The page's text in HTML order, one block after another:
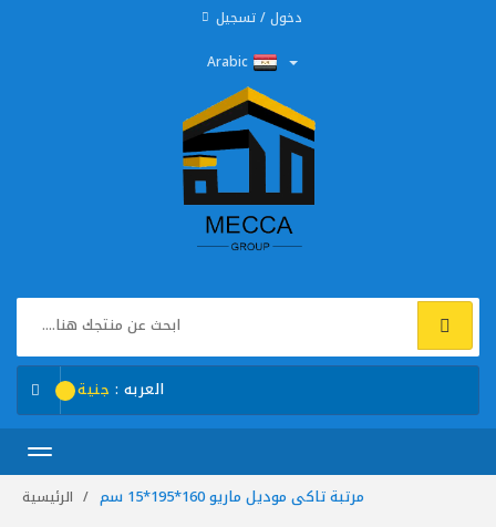
دخول / تسجيل
Arabic
العربه : جنية
الرئيسية مرتبة تاكى موديل ماريو 160*195*15 سم